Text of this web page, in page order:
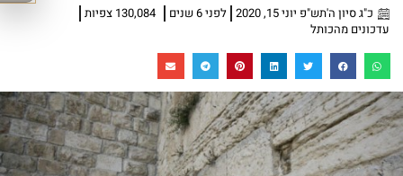
כ"ג סיון ה'תש"פ יוני 15, 2020 לפני 6 שנים
130,084 צפיות
עדכונים מהכותל